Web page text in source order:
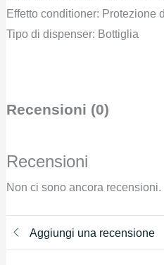
Effetto conditioner: Protezione
Tipo di dispenser: Bottiglia
Recensioni (0)
Recensioni
Non ci sono ancora recensioni.
Aggiungi una recensione